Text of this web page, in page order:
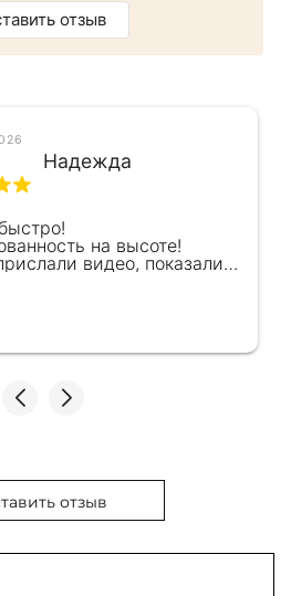
отзыв
Надежда
на высоте!
видео, показали
и положили
отзыв